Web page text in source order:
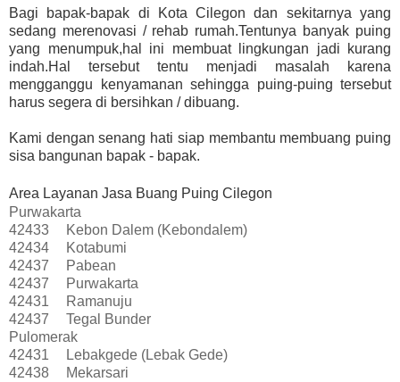
Bagi bapak-bapak di Kota Cilegon dan sekitarnya yang
sedang merenovasi / rehab rumah.Tentunya banyak puing
yang menumpuk,hal ini membuat lingkungan jadi kurang
indah.Hal tersebut tentu menjadi masalah karena
mengganggu kenyamanan sehingga puing-puing tersebut
harus segera di bersihkan / dibuang.
Kami dengan senang hati siap membantu membuang puing
sisa bangunan bapak - bapak.
Area Layanan Jasa Buang Puing Cilegon
Purwakarta
42433
Kebon Dalem (Kebondalem)
42434
Kotabumi
42437
Pabean
42437
Purwakarta
42431
Ramanuju
42437
Tegal Bunder
Pulomerak
42431
Lebakgede (Lebak Gede)
42438
Mekarsari